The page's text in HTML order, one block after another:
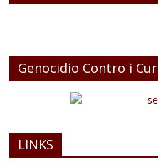
Genocidio Contro i
LINKS